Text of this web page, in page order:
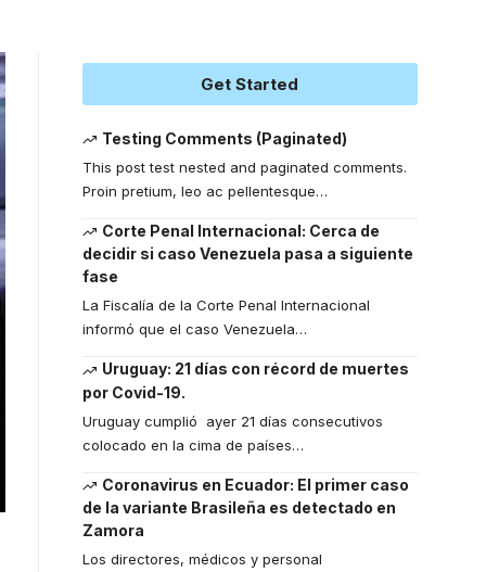
Get Started
Testing Comments (Paginated)
This post test nested and paginated comments.
Proin pretium, leo ac pellentesque…
Corte Penal Internacional: Cerca de
decidir si caso Venezuela pasa a siguiente
fase
La Fiscalía de la Corte Penal Internacional
informó que el caso Venezuela…
Uruguay: 21 días con récord de muertes
por Covid-19.
Uruguay cumplió ayer 21 días consecutivos
colocado en la cima de países…
Coronavirus en Ecuador: El primer caso
de la variante Brasileña es detectado en
Zamora
Los directores, médicos y personal